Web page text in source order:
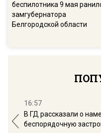
беспилотника 9 мая
замгубернатора
Белгородской области
16:57
В ГД рассказали о
беспорядочную